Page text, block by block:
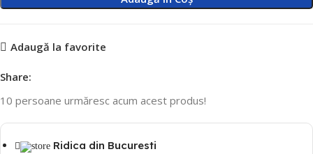
Adaugă la favorite
Share:
10 persoane urmăresc acum acest produs!
Ridica din Bucuresti